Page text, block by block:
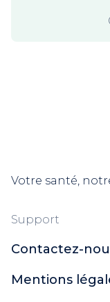
Votre santé,
Support
Contactez-
Mentions